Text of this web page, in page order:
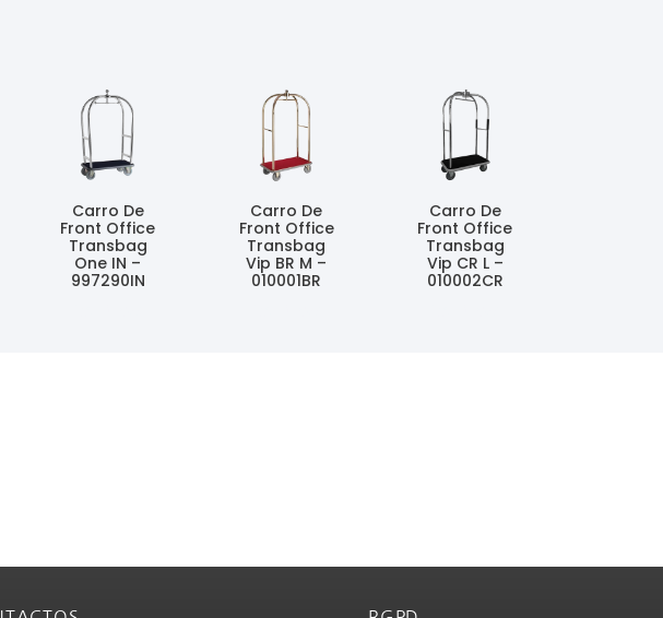
Carro De
Front Office
Transbag
One IN –
997290IN
Carro De
Front Office
Transbag
Vip BR M –
010001BR
Carro De
Front Office
Transbag
Vip CR L –
010002CR